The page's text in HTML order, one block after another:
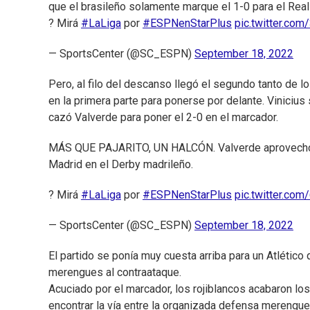
que el brasileño solamente marque el 1-0 para el
? Mirá #LaLiga por #ESPNenStarPlus
— SportsCenter (@SC_ESPN) September 18, 2022
Pero, al filo del descanso llegó el segundo tanto de
en la primera parte para ponerse por delante.
cazó Valverde para poner el 2-0 en el marcador.
MÁS QUE PAJARITO, UN HALCÓN. Valverde
Madrid en el Derby madrileño.
? Mirá #LaLiga por #ESPNenStarPlus
— SportsCenter (@SC_ESPN) September 18, 2022
El partido se ponía muy cuesta arriba para un
merengues al contraataque.
Acuciado por el marcador, los rojiblancos acabaron
encontrar la vía entre la organizada defensa